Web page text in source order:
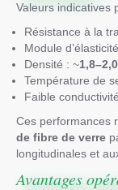
Valeurs indicatives
Résistance à la
Module
Densité : ~
Température de
Faible
Ces performances
de fibre de verre
longitudinales et
Avantages